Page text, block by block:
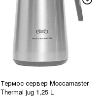
Термос сервер Moccamaster
Thermal jug 1,25 L